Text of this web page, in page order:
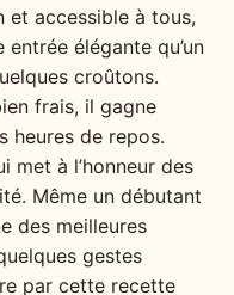
et accessible à tous,
élégante qu’un
croûtons.
frais, il gagne
heures de repos.
met à l’honneur des
Même un débutant
des meilleures
gestes
par cette recette